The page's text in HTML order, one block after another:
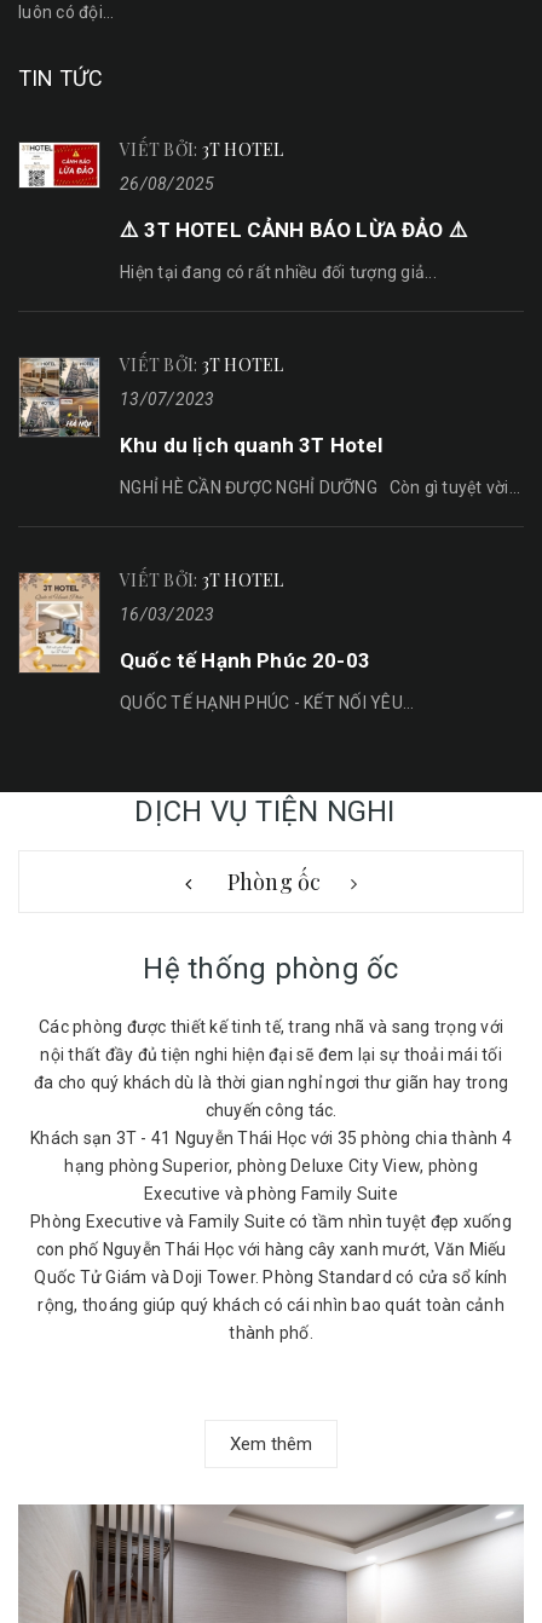
luôn có đội...
TIN TỨC
VIẾT BỞI: 3T HOTEL
26/08/2025
⚠️ 3T HOTEL CẢNH BÁO LỪA ĐẢO ⚠️
Hiện tại đang có rất nhiều đối tượng giả...
VIẾT BỞI: 3T HOTEL
13/07/2023
Khu du lịch quanh 3T Hotel
NGHỈ HÈ CẦN ĐƯỢC NGHỈ DƯỠNG Còn gì tuyệt vời...
VIẾT BỞI: 3T HOTEL
16/03/2023
Quốc tế Hạnh Phúc 20-03
QUỐC TẾ HẠNH PHÚC - KẾT NỐI YÊU...
DỊCH VỤ TIỆN NGHI
Phòng ốc
Hệ thống phòng ốc
Các phòng được thiết kế tinh tế, trang nhã và sang trọng với
nội thất đầy đủ tiện nghi hiện đại sẽ đem lại sự thoải mái tối
đa cho quý khách dù là thời gian nghỉ ngơi thư giãn hay trong
chuyến công tác.
Khách sạn 3T - 41 Nguyễn Thái Học với 35 phòng chia thành 4
hạng phòng Superior, phòng Deluxe City View, phòng
Executive và phòng Family Suite
Phòng Executive và Family Suite có tầm nhìn tuyệt đẹp xuống
con phố Nguyễn Thái Học với hàng cây xanh mướt, Văn Miếu
Quốc Tử Giám và Doji Tower. Phòng Standard có cửa sổ kính
rộng, thoáng giúp quý khách có cái nhìn bao quát toàn cảnh
thành phố.
Xem thêm